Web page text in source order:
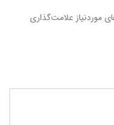
موردنیاز علامت‌گذاری